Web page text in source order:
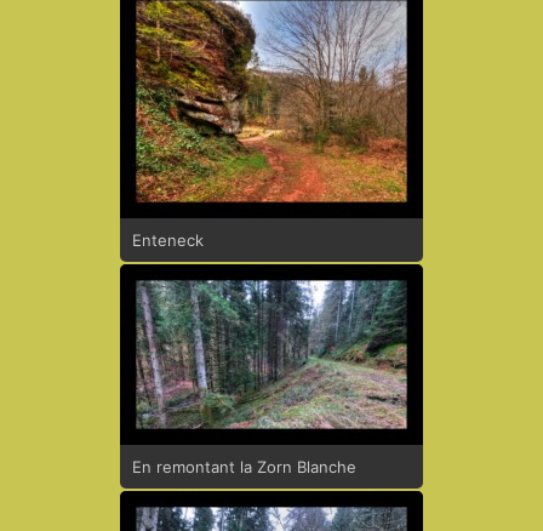
Enteneck
En remontant la Zorn Blanche